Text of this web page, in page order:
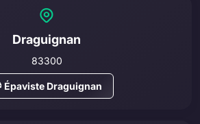
Draguignan
83300
Épaviste Draguignan